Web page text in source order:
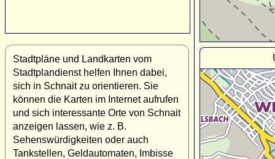
Stadtpläne und Landkarten vom
Stadtplandienst helfen Ihnen dabei,
sich in Schnait zu orientieren. Sie
können die Karten im Internet aufrufen
und sich interessante Orte von Schnait
anzeigen lassen, wie z. B.
Sehenswürdigkeiten oder auch
Tankstellen, Geldautomaten, Imbisse